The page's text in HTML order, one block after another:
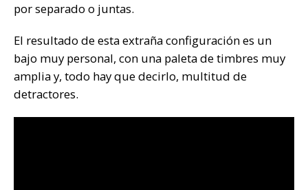
por separado o juntas.
El resultado de esta extraña configuración es un
bajo muy personal, con una paleta de timbres muy
amplia y, todo hay que decirlo, multitud de
detractores.